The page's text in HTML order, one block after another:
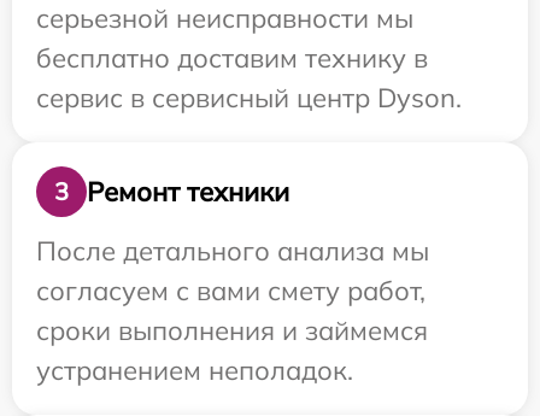
серьезной неисправности мы
бесплатно доставим технику в
сервис в сервисный центр Dyson.
3
Ремонт техники
После детального анализа мы
согласуем с вами смету работ,
сроки выполнения и займемся
устранением неполадок.